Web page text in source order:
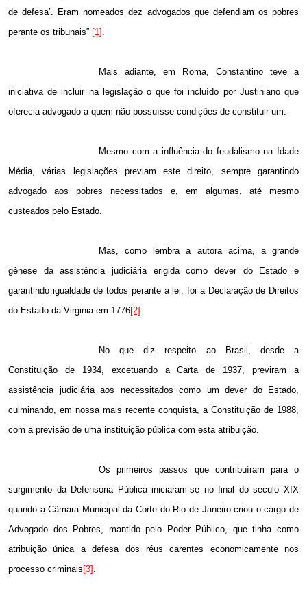
de defesa’. Eram nomeados dez advogados que defendiam os pobres
perante os tribunais” [1] .
Mais adiante, em Roma, Constantino teve a
iniciativa de incluir na legislação o que foi incluído por Justiniano que
oferecia advogado a quem não possuísse condições de constituir um.
Mesmo com a influência do feudalismo na Idade
Média, várias legislações previam este direito, sempre garantindo
advogado aos pobres necessitados e, em algumas, até mesmo
custeados pelo Estado.
Mas, como lembra a autora acima, a grande
gênese da assistência judiciária erigida como dever do Estado e
garantindo igualdade de todos perante a lei, foi a Declaração de Direitos
do Estado da Virginia em 1776[2] .
No que diz respeito ao Brasil, desde a
Constituição de 1934, excetuando a Carta de 1937, previram a
assistência judiciária aos necessitados como um dever do Estado,
culminando, em nossa mais recente conquista, a Constituição de 1988,
com a previsão de uma instituição pública com esta atribuição.
Os primeiros passos que contribuíram para o
surgimento da Defensoria Pública iniciaram-se no final do século XIX
quando a Câmara Municipal da Corte do Rio de Janeiro criou o cargo de
Advogado dos Pobres, mantido pelo Poder Público, que tinha como
atribuição única a defesa dos réus carentes economicamente nos
processo criminais [3] .